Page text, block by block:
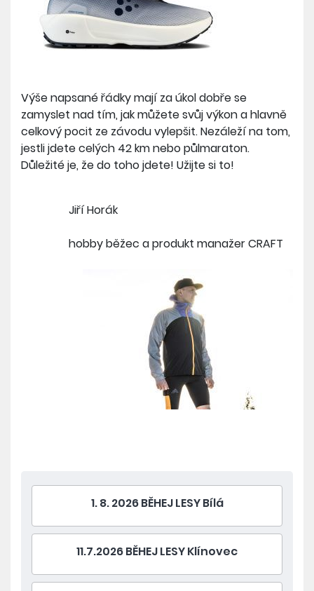
1. 8. 2026 BĚHEJ LESY Bílá
11.7.2026 BĚHEJ LESY Klínovec
Výše napsané řádky mají za úkol dobře se
zamyslet nad tím, jak můžete svůj výkon a hlavně
celkový pocit ze závodu vylepšit. Nezáleží na tom,
jestli jdete celých 42 km nebo půlmaraton.
Důležité je, že do toho jdete! Užijte si to!
Jiří Horák
hobby běžec a produkt manažer CRAFT